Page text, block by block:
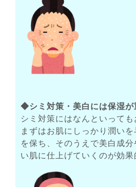
◆シミ対策・美白には保湿が
シミ対策にはなんといって
まずはお肌にしっかり潤い
を保ち、そのうえで美白成
い肌に仕上げていくのが効果